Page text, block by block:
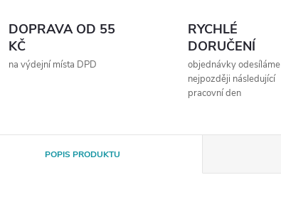
DOPRAVA OD 55
KČ
na výdejní místa DPD
RYCHLÉ
DORUČENÍ
objednávky odesíláme
nejpozději následující
pracovní den
POPIS PRODUKTU